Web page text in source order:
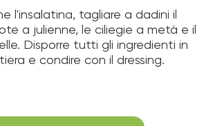
l'insalatina, tagliare a dadini il
a julienne, le ciliegie a metà e il
Disporre tutti gli ingredienti in
e condire con il dressing.